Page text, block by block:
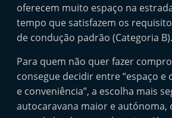
oferecem muito espaço na
tempo que satisfazem os
de condução padrão (Categoria B).
Para quem não quer fazer
consegue decidir entre “espaço e
e conveniência”, a escolha mais
autocaravana maior e autónoma,